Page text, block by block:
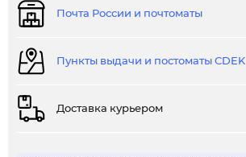
Почта России и почтоматы
Пункты выдачи и постоматы CDEK
Доставка курьером